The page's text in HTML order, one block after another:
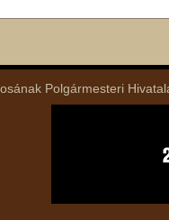
Polgármesteri